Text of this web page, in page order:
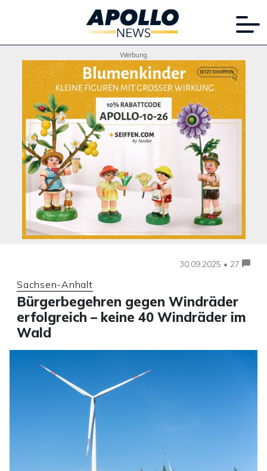
Werbung
30.09.2025 • 27
Sachsen-Anhalt
Bürgerbegehren gegen Windräder
erfolgreich – keine 40 Windräder im
Wald